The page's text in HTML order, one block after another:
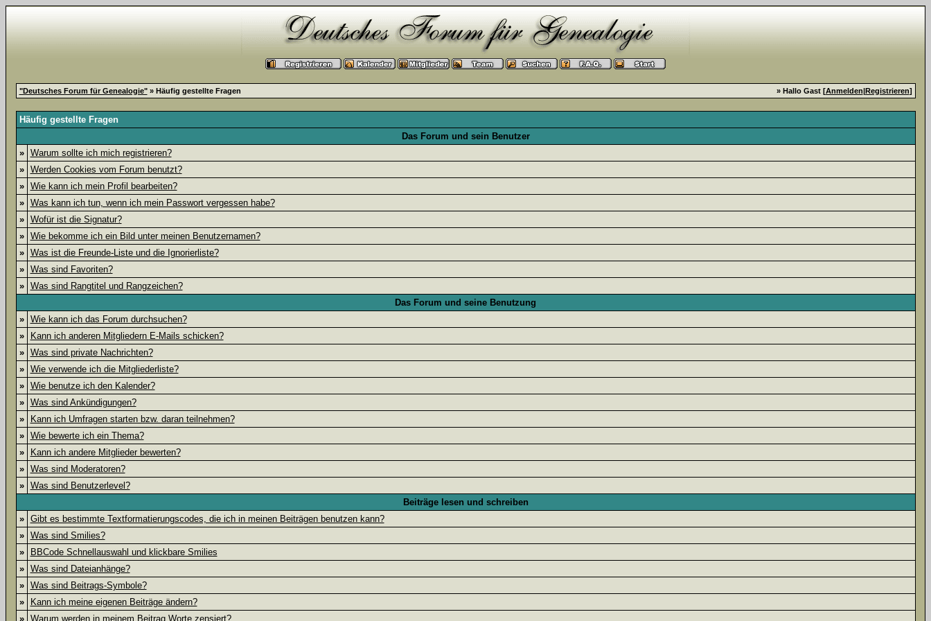
"Deutsches Forum für Genealogie"» Häufig gestellte Fragen » Hallo Gast [Anmelden|Registrieren]
Häufig gestellte Fragen
Das Forum und sein Benutzer
»
Warum sollte ich mich registrieren?
»
Werden Cookies vom Forum benutzt?
»
Wie kann ich mein Profil bearbeiten?
»
Was kann ich tun, wenn ich mein Passwort vergessen habe?
»
Wofür ist die Signatur?
»
Wie bekomme ich ein Bild unter meinen Benutzernamen?
»
Was ist die Freunde-Liste und die Ignorierliste?
»
Was sind Favoriten?
»
Was sind Rangtitel und Rangzeichen?
Das Forum und seine Benutzung
»
Wie kann ich das Forum durchsuchen?
»
Kann ich anderen Mitgliedern E-Mails schicken?
»
Was sind private Nachrichten?
»
Wie verwende ich die Mitgliederliste?
»
Wie benutze ich den Kalender?
»
Was sind Ankündigungen?
»
Kann ich Umfragen starten bzw. daran teilnehmen?
»
Wie bewerte ich ein Thema?
»
Kann ich andere Mitglieder bewerten?
»
Was sind Moderatoren?
»
Was sind Benutzerlevel?
Beiträge lesen und schreiben
»
Gibt es bestimmte Textformatierungscodes, die ich in meinen Beiträgen benutzen kann?
»
Was sind Smilies?
»
BBCode Schnellauswahl und klickbare Smilies
»
Was sind Dateianhänge?
»
Was sind Beitrags-Symbole?
»
Kann ich meine eigenen Beiträge ändern?
»
Warum werden in meinem Beitrag Worte zensiert?